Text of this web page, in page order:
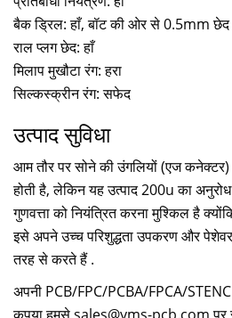
बैक ड्रिल: हाँ, बॉट की ओर से 0.5mm
राल प्लग छेद: हाँ
मिलाप मुखौटा रंग: हरा
सिल्कस्क्रीन रंग: सफेद
उत्पाद सुविधा
आम तौर पर सोने की उंगलियों (एज कनेक्टर)
होती है, लेकिन यह उत्पाद 200u का
गुणवत्ता को नियंत्रित करना मुश्किल है
इसे अपने उच्च परिशुद्धता उपकरण और
तरह से करते हैं .
अपनी PCB/FPC/PCBA/FPCA/